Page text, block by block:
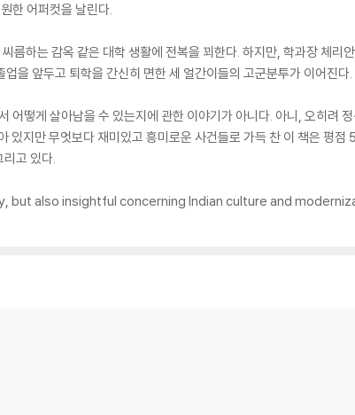
한 어퍼컷을 날린다.
름하는 감옥 같은 대학 생활에 전복을 꾀한다. 하지만, 학과장 체리
을 앞두고 퇴학을 간신히 면한 세 얼간이들의 고군분투가 이어진다.
어떻게 살아남을 수 있는지에 관한 이야기가 아니다. 아니, 오히려
있지만 무엇보다 재미있고 흥미로운 사건들로 가득 찬 이 책은 평점
고 있다.
but also insightful concerning Indian culture and